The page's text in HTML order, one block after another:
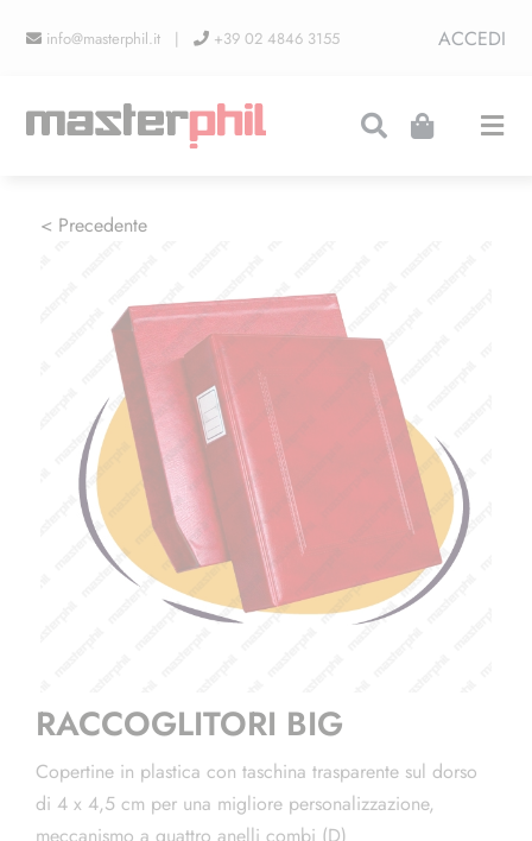
info@masterphil.it | +39 02 4846 3155 ACCEDI
LINEA COLLEZIONISMO
CONTATTI
< Precedente
RACCOGLITORI BIG
Copertine in plastica con taschina trasparente sul dorso
di 4 x 4,5 cm per una migliore personalizzazione,